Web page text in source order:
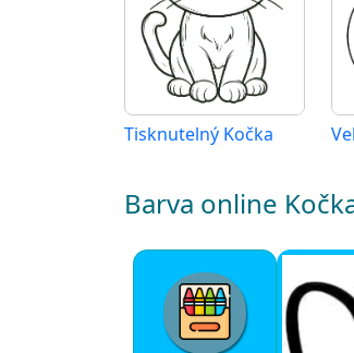
Tisknutelný Kočka
Barva online